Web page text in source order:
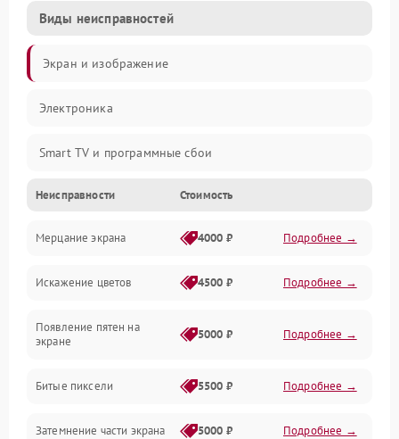
Виды неисправностей
Экран и изображение
Электроника
Smart TV и программные сбои
Питание и запуск
Подсветка и LED-модули
Звук и аудиосистема
Сигнал и приём каналов
Механические повреждения
Неисправности Стоимость
Мерцание экрана 4000 ₽ Подробнее →
Искажение цветов 4500 ₽ Подробнее →
Появление пятен на
экране
5000 ₽ Подробнее →
Битые пиксели 5500 ₽ Подробнее →
Затемнение части экрана 5000 ₽ Подробнее →